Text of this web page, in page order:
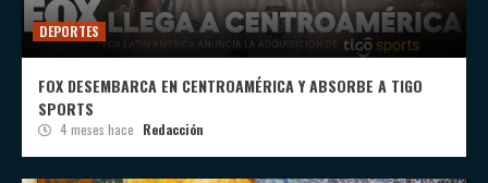
DEPORTES
FOX DESEMBARCA EN CENTROAMÉRICA Y ABSORBE A TIGO
SPORTS
4 meses hace Redacción